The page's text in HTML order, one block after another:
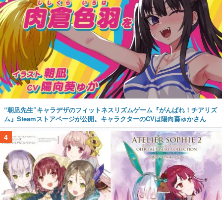
“朝凪先生”キャラデザのフィットネスリズムゲーム『がんばれ！チアリズ
ム』Steamストアページが公開。キャラクターのCVは陽向葵ゅかさん
4